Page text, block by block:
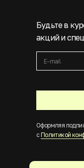
Будьте в
акций и
Оформляя
с Политикой